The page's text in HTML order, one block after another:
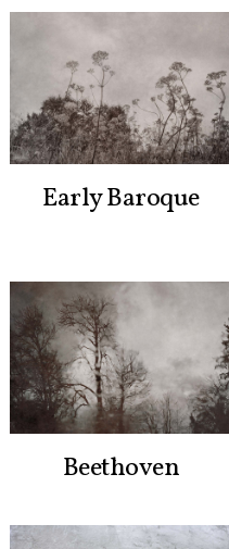
Early Baroque
Beethoven